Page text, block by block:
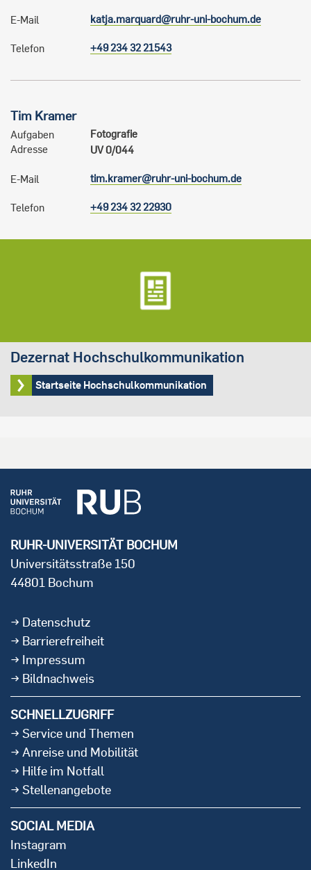
E-Mail katja.marquard@ruhr-uni-bochum.de
Telefon +49 234 32 21543
Tim Kramer
Aufgaben
Fotografie
Adresse
UV 0/044
E-Mail tim.kramer@ruhr-uni-bochum.de
Telefon +49 234 32 22930
Dezernat Hochschulkommunikation
Startseite Hochschulkommunikation
RUHR-UNIVERSITÄT BOCHUM
Universitätsstraße 150
44801 Bochum
Datenschutz
Barrierefreiheit
Impressum
Bildnachweis
SCHNELLZUGRIFF
Service und Themen
Anreise und Mobilität
Hilfe im Notfall
Stellenangebote
SOCIAL MEDIA
Instagram
LinkedIn